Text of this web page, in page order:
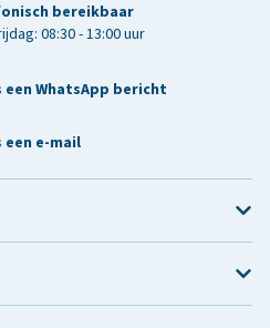
bereikbaar
08:30 - 13:00 uur
een WhatsApp bericht
e-mail